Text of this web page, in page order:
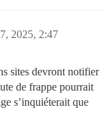
2025, 2:47
sites devront notifier
de frappe pourrait
s’inquiéterait que